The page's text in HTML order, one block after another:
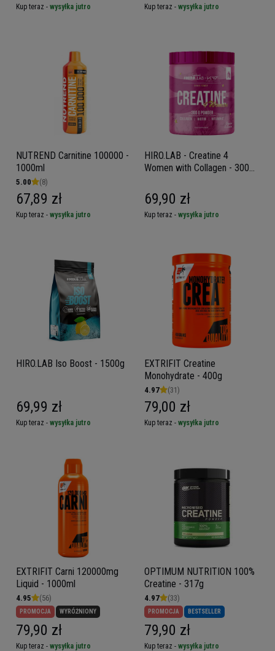
Kup teraz - wysyłka jutro Kup teraz - wysyłka jutro
NUTREND Carnitine 100000 -
1000ml
5.00 (8)
67,89 zł
Kup teraz - wysyłka jutro
HIRO.LAB - Creatine 4
Women with Collagen - 300g
69,90 zł
Kup teraz - wysyłka jutro
HIRO.LAB Iso Boost - 1500g
69,99 zł
Kup teraz - wysyłka jutro
EXTRIFIT Creatine
Monohydrate - 400g
4.97 (31)
79,00 zł
Kup teraz - wysyłka jutro
EXTRIFIT Carni 120000mg
Liquid - 1000ml
4.95 (56)
PROMOCJA WYRÓŻNIONY
79,90 zł
Kup teraz - wysyłka jutro
OPTIMUM NUTRITION 100%
Creatine - 317g
4.97 (33)
PROMOCJA BESTSELLER
79,90 zł
Kup teraz - wysyłka jutro